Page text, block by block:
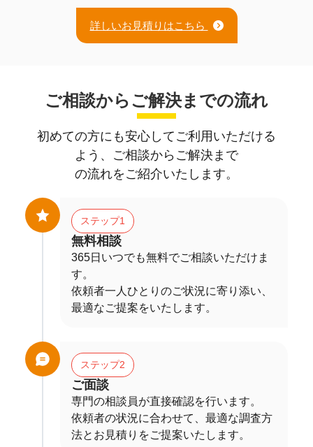
詳しいお見積りはこちら
ご相談からご解決までの流れ
初めての方にも安心してご利用いただける
よう、ご相談からご解決まで
の流れをご紹介いたします。
ステップ1
無料相談
365日いつでも無料でご相談いただけま
す。
依頼者一人ひとりのご状況に寄り添い、
最適なご提案をいたします。
ステップ2
ご面談
専門の相談員が直接確認を行います。
依頼者の状況に合わせて、最適な調査方
法とお見積りをご提案いたします。